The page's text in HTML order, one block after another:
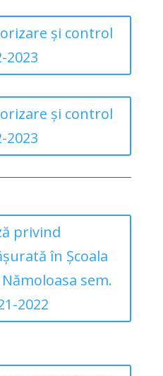
și control
2023
și control
2023
privind
în Școala
sem.
2022